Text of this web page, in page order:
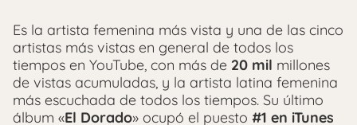
Es la artista femenina más vista y una de las cinco
artistas más vistas en general de todos los
tiempos en YouTube, con más de 20 mil millones
de vistas acumuladas, y la artista latina femenina
más escuchada de todos los tiempos. Su último
álbum «El Dorado» ocupó el puesto #1 en iTunes